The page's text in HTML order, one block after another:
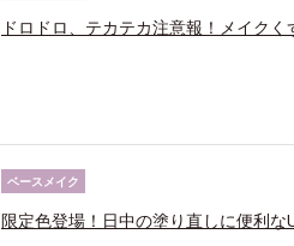
ドロドロ、テカテカ注意報！メイク
ベースメイク
限定色登場！日中の塗り直しに便利な